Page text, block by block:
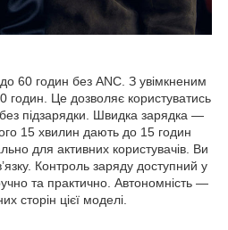
60 годин без ANC. З увімкненим
Це дозволяє користуватись
підзарядки. Швидка зарядка —
15 хвилин дають до 15 годин
для активних користувачів. Ви
Контроль заряду доступний у
та практично. Автономність —
сторін цієї моделі.